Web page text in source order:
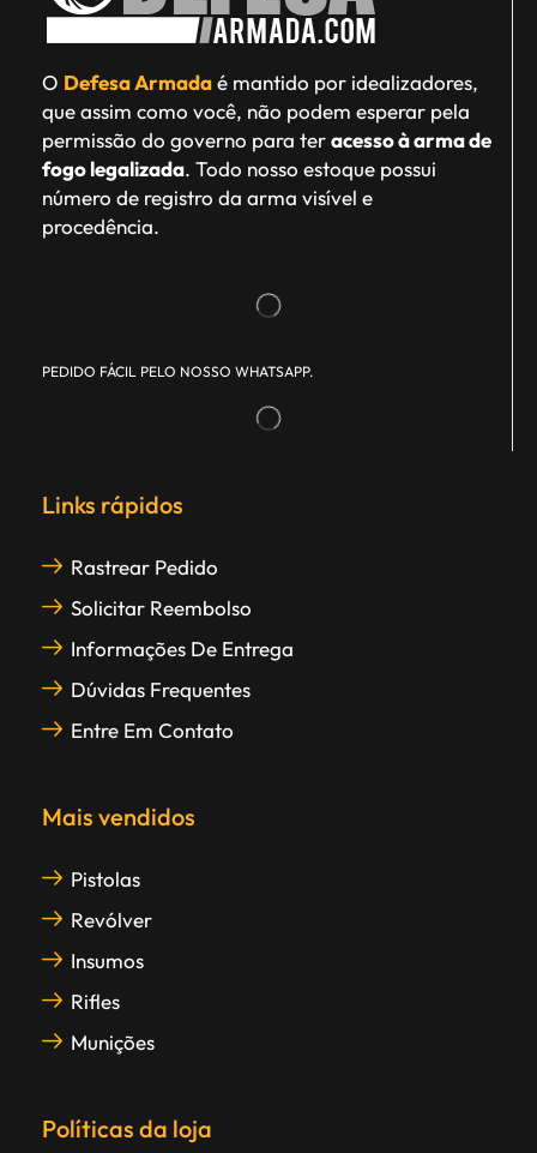
O Defesa Armadaé mantido por idealizadores,
que assim como você, não podem esperar pela
permissão do governo para teracesso à arma de
fogo legalizada. Todo nosso estoque possui
número de registro da arma visível e
procedência.
PEDIDO FÁCIL PELO NOSSO WHATSAPP.
Links rápidos
Rastrear Pedido
Solicitar Reembolso
Informações De Entrega
Dúvidas Frequentes
Entre Em Contato
Mais vendidos
Pistolas
Revólver
Insumos
Rifles
Munições
Políticas da loja